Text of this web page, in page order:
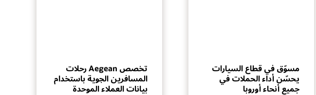
مسوّق في قطاع السيارات
يحسّن أداء الحملات في
جميع أنحاء أوروبا
تخصص Aegean رحلات
المسافرين الجوية باستخدام
بيانات العملاء الموحدة